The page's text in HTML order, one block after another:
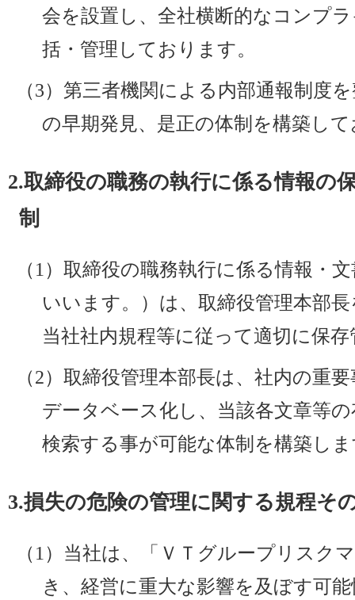
会を設置し、全社横断的なコンプ
括・管理しております。
（3）第三者機関による内部通報制度
の早期発見、是正の体制を構築し
2.取締役の職務の執行に係る情報の
制
（1）取締役の職務執行に係る情報・
いいます。）は、取締役管理本部
当社社内規程等に従って適切に保
（2）取締役管理本部長は、社内の重
データベース化し、当該各文章等
検索する事が可能な体制を構築し
3.損失の危険の管理に関する規程そ
（1）当社は、「ＶＴグループリスク
き、経営に重大な影響を及ぼす可